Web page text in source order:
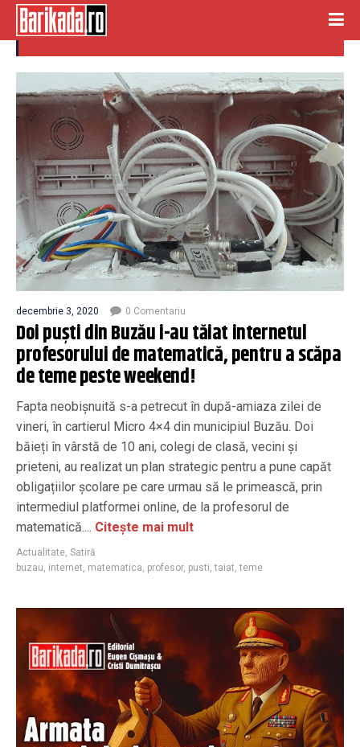
teme
decembrie 3, 2020 0 Comentariu
Doi puști din Buzău i-au tăiat internetul
profesorului de matematică, pentru a scăpa
de teme peste weekend!
Fapta neobișnuită s-a petrecut în după-amiaza zilei de
vineri, în cartierul Micro 4×4 din municipiul Buzău. Doi
băieți în vârstă de 10 ani, colegi de clasă, vecini și
prieteni, au realizat un plan strategic pentru a pune capăt
obligațiilor școlare pe care urmau să le primească, prin
intermediul platformei online, de la profesorul de
matematică.... Citește mai mult
Actualitate, Satiră
buzau, internet, matematica, profesor, pusti,taiat,teme